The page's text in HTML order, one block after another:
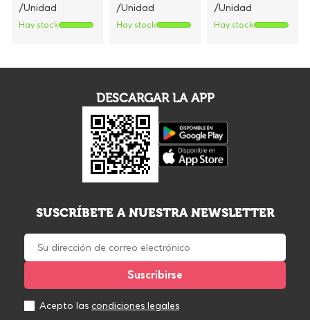
/Unidad
Hay stock
/Unidad
Hay stock
/Unidad
Hay stock
DESCARGAR LA APP
SUSCRÍBETE A NUESTRA NEWSLETTER
Acepto las condiciones legales